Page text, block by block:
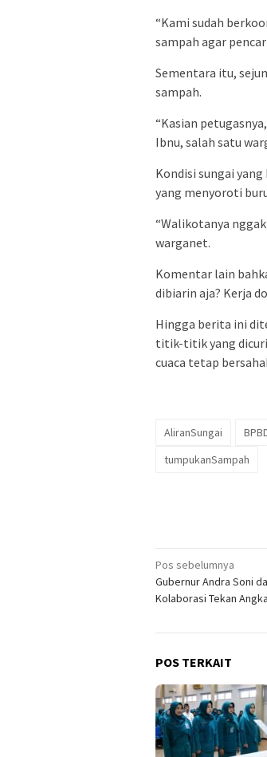
“Kami sudah
sampah agar
Sementara itu,
sampah.
“Kasian
Ibnu, salah satu
Kondisi sungai
yang menyoroti
“Walikotanya
warganet.
Komentar lain
dibiarin aja? Kerja
Hingga berita ini
titik-titik yang
cuaca tetap
AliranSungai
tumpukanSampah
Navigasi
pos
Pos sebelumnya
Gubernur Andra Soni
Kolaborasi Tekan
POS TERKAIT